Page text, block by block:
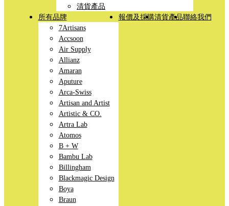
清貨產品
所有品牌
7Artisans
Accsoon
Air Supply
Allianz
Amaran
Aputure
Arca-Swiss
Artisan and Artist
Artistic & CO.
Artra Lab
Atomos
B + W
Bambu Lab
Billingham
Blackmagic Design
Boya
Braun
報價及採購清貨產品聯絡我們